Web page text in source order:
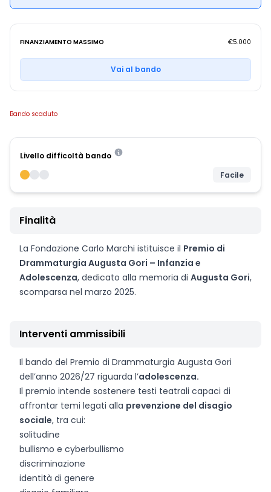
FINANZIAMENTO MASSIMO €5.000
Vai al bando
Bando scaduto
Livello difficoltà bando
Facile
Finalità
La Fondazione Carlo Marchi istituisce il Premio di
Drammaturgia Augusta Gori – Infanzia e
Adolescenza, dedicato alla memoria di Augusta Gori,
scomparsa nel marzo 2025.
Interventi ammissibili
Il bando del Premio di Drammaturgia Augusta Gori
dell’anno 2026/27 riguarda l’adolescenza.
Il premio intende sostenere testi teatrali capaci di
affrontar temi legati alla prevenzione del disagio
sociale, tra cui:
solitudine
bullismo e cyberbullismo
discriminazione
identità di genere